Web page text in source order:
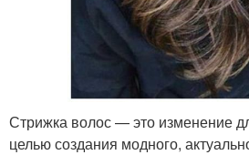
Стрижка волос — это изменение
целью создания модного,